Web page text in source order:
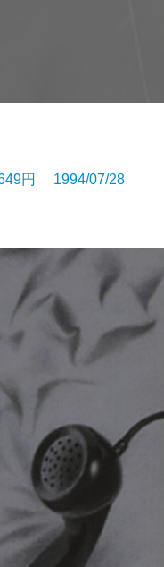
円 1994/07/28